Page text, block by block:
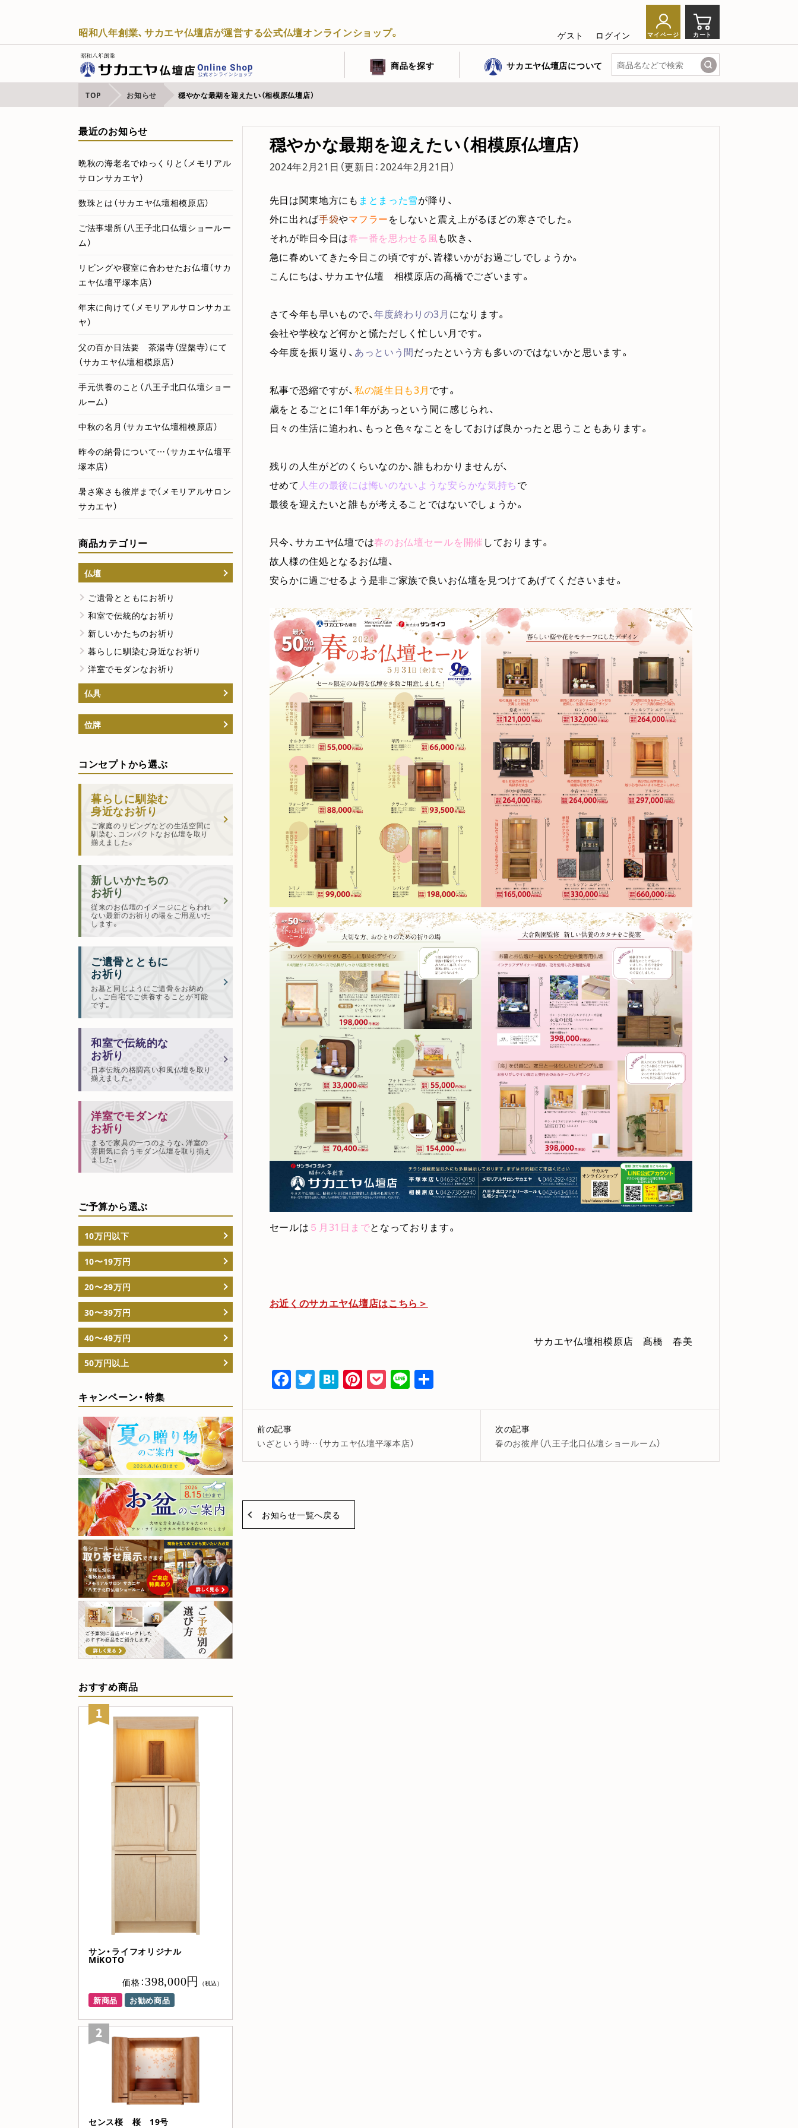
昭和八年創業、サカエヤ仏壇店が運営する公式仏壇オンラインショップ。 ゲスト ログイン マイページ カート
商品を探す サカエヤ仏壇店について
TOP お知らせ 穏やかな最期を迎えたい（相模原仏壇店）
最近のお知らせ
晩秋の海老名でゆっくりと（メモリアル
サロンサカエヤ）
数珠とは（サカエヤ仏壇相模原店）
ご法事場所（八王子北口仏壇ショールー
ム）
リビングや寝室に合わせたお仏壇（サカ
エヤ仏壇平塚本店）
年末に向けて（メモリアルサロンサカエ
ヤ）
父の百か日法要 茶湯寺（涅槃寺）にて
（サカエヤ仏壇相模原店）
手元供養のこと（八王子北口仏壇ショー
ルーム）
中秋の名月（サカエヤ仏壇相模原店）
昨今の納骨について…（サカエヤ仏壇平
塚本店）
暑さ寒さも彼岸まで（メモリアルサロン
サカエヤ）
商品カテゴリー
仏壇
ご遺骨とともにお祈り
和室で伝統的なお祈り
新しいかたちのお祈り
暮らしに馴染む身近なお祈り
洋室でモダンなお祈り
仏具
位牌
コンセプトから選ぶ
暮らしに馴染む
身近なお祈り
ご家庭のリビングなどの生活空間に
馴染む、コンパクトなお仏壇を取り
揃えました。
新しいかたちの
お祈り
従来のお仏壇のイメージにとらわれ
ない最新のお祈りの場をご用意いた
します。
ご遺骨とともに
お祈り
お墓と同じようにご遺骨をお納め
し、ご自宅でご供養することが可能
です。
和室で伝統的な
お祈り
日本伝統の格調高い和風仏壇を取り
揃えました。
洋室でモダンな
お祈り
まるで家具の一つのような、洋室の
雰囲気に合うモダン仏壇を取り揃え
ました。
ご予算から選ぶ
10万円以下
10〜19万円
20〜29万円
30〜39万円
40〜49万円
50万円以上
キャンペーン・特集
おすすめ商品
サン・ライフオリジナル
MiKOTO
価格： 398,000円 （税込）
新商品 お勧め商品
センス桜 桜 19号
穏やかな最期を迎えたい（相模原仏壇店）
2024年2月21日 （更新日：2024年2月21日）
先日は関東地方にも まとまった雪が降り、
外に出れば手袋やマフラーをしないと震え上がるほどの寒さでした。
それが昨日今日は春一番を思わせる風も吹き、
急に春めいてきた今日この頃ですが、皆様いかがお過ごしでしょうか。
こんにちは、サカエヤ仏壇 相模原店の髙橋でございます。
さて今年も早いもので、年度終わりの3月 になります。
会社や学校など何かと慌ただしく忙しい月です。
今年度を振り返り、 あっという間だったという方も多いのではないかと思います。
私事で恐縮ですが、私の誕生日も3月です。
歳をとるごとに1年1年があっという間に感じられ、
日々の生活に追われ、もっと色々なことをしておけば良かったと思うこともあります。
残りの人生がどのくらいなのか、誰もわかりませんが、
せめて 人生の最後には悔いのないような安らかな気持ちで
最後を迎えたいと誰もが考えることではないでしょうか。
只今、サカエヤ仏壇では春のお仏壇セールを開催 しております。
故人様の住処となるお仏壇、
安らかに過ごせるよう是非ご家族で良いお仏壇を見つけてあげてくださいませ。
セールは ５月31日までとなっております。
お近くのサカエヤ仏壇店はこちら＞
サカエヤ仏壇相模原店 髙橋 春美
Facebook
Twitter
Hatena
Pinterest
Pocket
Line
共
前の記事
いざという時…（サカエヤ仏壇平塚本店）
次の記事
春のお彼岸（八王子北口仏壇ショールーム）
お知らせ一覧へ戻る